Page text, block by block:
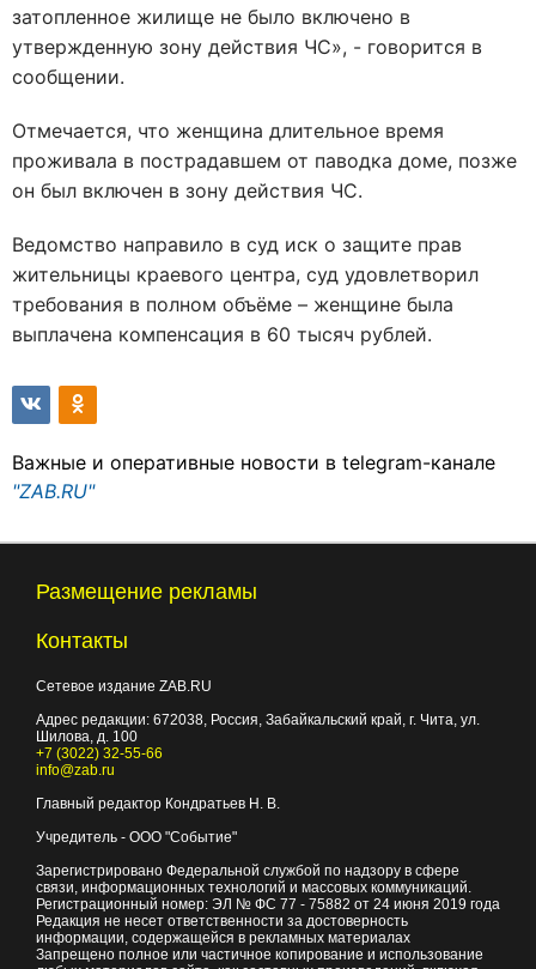
затопленное жилище не было включено в
утвержденную зону действия ЧС», - говорится в
сообщении.
Отмечается, что женщина длительное время
проживала в пострадавшем от паводка доме, позже
он был включен в зону действия ЧС.
Ведомство направило в суд иск о защите прав
жительницы краевого центра, суд удовлетворил
требования в полном объёме – женщине была
выплачена компенсация в 60 тысяч рублей.
Важные и оперативные новости в telegram-канале
"ZAB.RU"
Размещение рекламы
Контакты
Сетевое издание ZAB.RU
Адрес редакции: 672038 , Россия, Забайкальский край, г. Чита ул.
Шилова, д. 100
+7 (3022) 32-55-66
info@zab.ru
Главный редактор Кондратьев Н. В.
Учредитель - ООО "Событие"
Зарегистрировано Федеральной службой по надзору в сфере
связи, информационных технологий и массовых коммуникаций.
Регистрационный номер: ЭЛ № ФС 77 - 75882 от 24 июня 2019 года
Редакция не несет ответственности за достоверность
информации, содержащейся в рекламных материалах
Запрещено полное или частичное копирование и использование